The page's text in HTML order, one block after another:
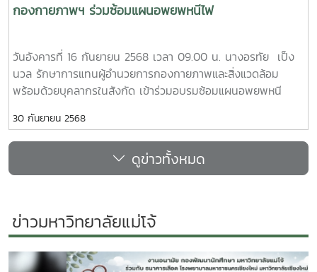
กองกายภาพฯ ร่วมซ้อมแผนอพยพหนีไฟ
วันอังคารที่ 16 กันยายน 2568 เวลา 09.00 น. นางอรทัย เป็ง
นวล รักษาการแทนผู้อำนวยการกองกายภาพและสิ่งแวดล้อม
พร้อมด้วยบุคลากรในสังกัด เข้าร่วมอบรมซ้อมแผนอพยพหนี
สำนักงานมหาวิทยาลัย 2568 ณ อาคารแผ่พืชน์ มหาวิทยาลัยแม่
โจ้
30 กันยายน 2568
ดูข่าวทั้งหมด
ข่าวมหาวิทยาลัยแม่โจ้